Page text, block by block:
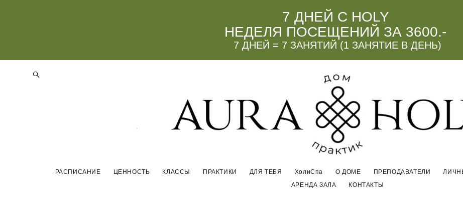
7 ДНЕЙ С HOLY
НЕДЕЛЯ ПОСЕЩЕНИЙ ЗА 3600.-
7 ДНЕЙ = 7 ЗАНЯТИЙ (1 ЗАНЯТИЕ В ДЕНЬ)
РАСПИСАНИЕ ЦЕННОСТЬ КЛАССЫ ПРАКТИКИ ДЛЯ ТЕБЯ ХолиСпа О ДОМЕ ПРЕПОДАВАТЕЛИ
АРЕНДА ЗАЛА
КОНТАКТЫ
КЛАССЫ ДЛЯ ТЕБЯ ХолиСпа О ДОМЕ ПРЕПОДАВАТЕЛИ
АРЕНДА ЗАЛА
КОНТАКТЫ